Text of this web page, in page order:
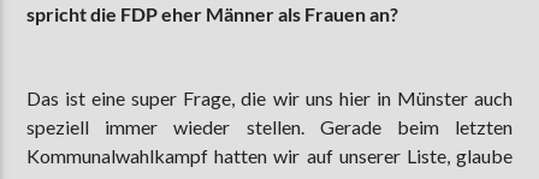
spricht die FDP eher Männer als Frauen an?
Das ist eine super Frage, die wir uns hier in Münster auch
speziell immer wieder stellen. Gerade beim letzten
Kommunalwahlkampf hatten wir auf unserer Liste, glaube